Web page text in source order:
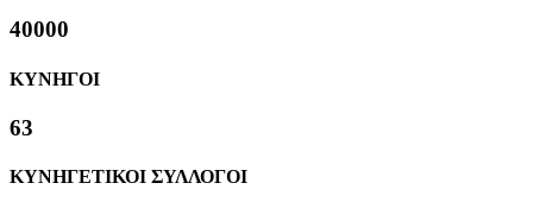
40000
ΚΥΝΗΓΟΙ
63
ΚΥΝΗΓΕΤΙΚΟΙ ΣΥΛΛΟΓΟΙ